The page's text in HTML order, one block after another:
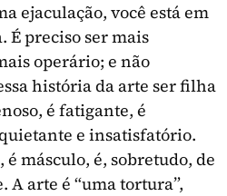
ejaculação, você está em
preciso ser mais
operário; e não
história da arte ser filha
é fatigante, é
e insatisfatório.
é másculo, é, sobretudo, de
arte é “uma tortura”,